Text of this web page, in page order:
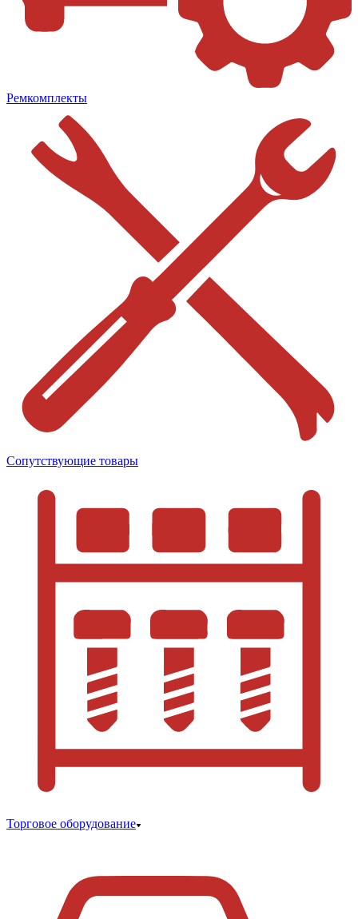
Ремкомплекты
Сопутствующие товары
Торговое оборудование